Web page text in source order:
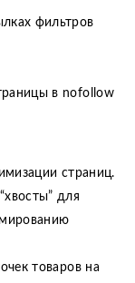
фильтров
в nofollow
страниц.
для
товаров на